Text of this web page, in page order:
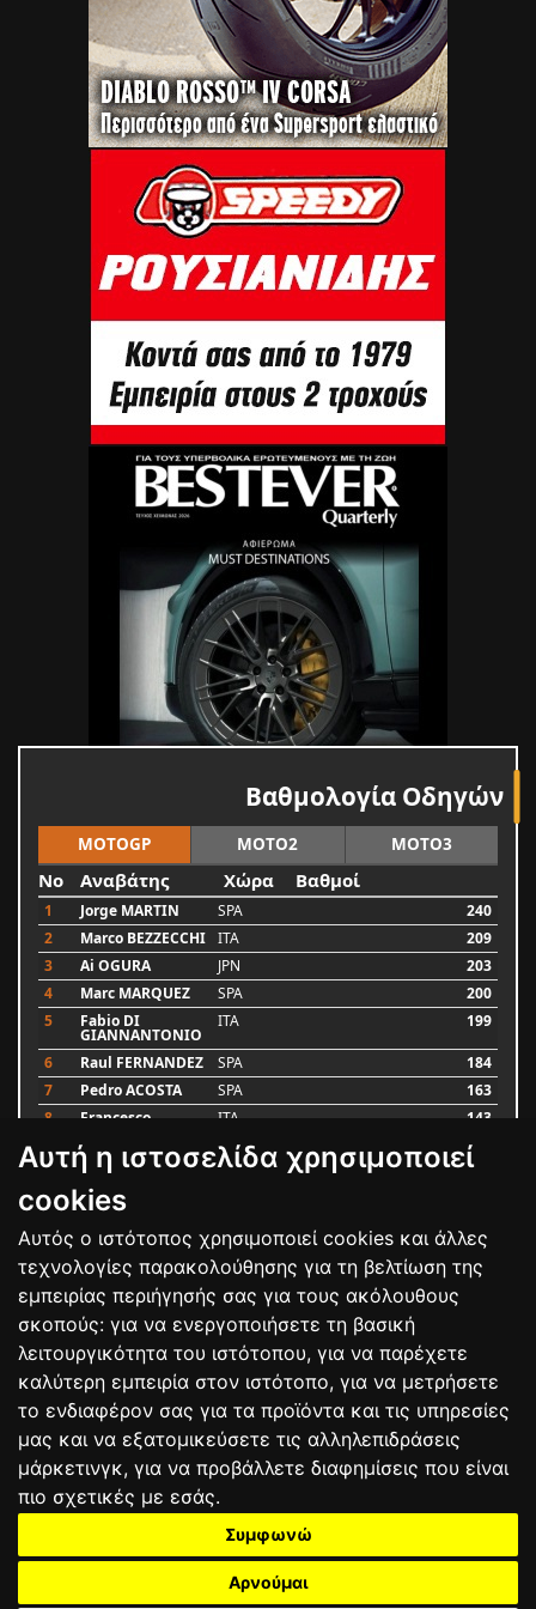
Αυτή η ιστοσελίδα χρησιμοποιεί
cookies
Αυτός ο ιστότοπος χρησιμοποιεί cookies και άλλες
τεχνολογίες παρακολούθησης για τη βελτίωση της
εμπειρίας περιήγησής σας για τους ακόλουθους
σκοπούς: για να ενεργοποιήσετε τη βασική
λειτουργικότητα του ιστότοπου, για να παρέχετε
καλύτερη εμπειρία στον ιστότοπο, για να μετρήσετε
το ενδιαφέρον σας για τα προϊόντα και τις υπηρεσίες
μας και να εξατομικεύσετε τις αλληλεπιδράσεις
μάρκετινγκ, για να προβάλλετε διαφημίσεις που είναι
πιο σχετικές με εσάς.
Συμφωνώ
Αρνούμαι
Βαθμολογία Οδηγών
MOTOGP MOTO2 MOTO3
No Αναβάτης Χώρα Βαθμοί
1 Jorge MARTIN SPA
240
2
Marco BEZZECCHI ITA
209
3
Ai OGURA JPN
203
4
Marc MARQUEZ SPA
200
5
Fabio DI
GIANNANTONIO
ITA 199
6 Raul FERNANDEZ SPA
184
7
Pedro ACOSTA SPA
163
8
Francesco ITA 143
9 Alex MARQUEZ SPA
106
Luca MARINI
Bαθμολογία
ΟΡΟΙ ΧΡΗΣΗΣΠΟΛΙΤΙΚΗ ΠΡΟΣΤΑΣΙΑΣ
ΑΓΩΝΕΣΑΠΟΤΕΛΕΣΜΑΤΑΑΓΟΡΑ